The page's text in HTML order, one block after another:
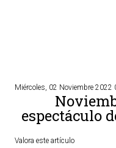
Dónde comer
Artesanía
Miércoles, 02 Noviembre 2022
espectáculo
Valora este artículo